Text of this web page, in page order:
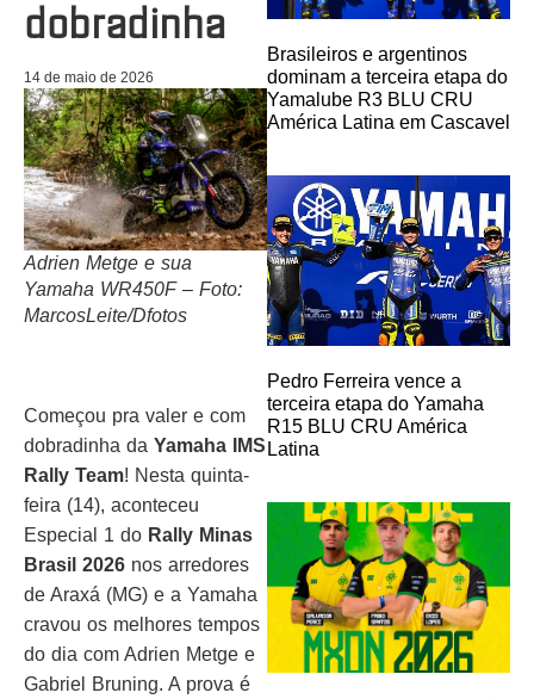
dobradinha
14 de maio de 2026
Adrien Metge e sua
Yamaha WR450F – Foto:
MarcosLeite/Dfotos
Começou pra valer e com
dobradinha da Yamaha IMS
Rally Team! Nesta quinta-
feira (14), aconteceu
Especial 1 do Rally Minas
Brasil 2026 nos arredores
de Araxá (MG) e a Yamaha
cravou os melhores tempos
do dia com Adrien Metge e
Gabriel Bruning. A prova é
Brasileiros e argentinos
dominam a terceira etapa do
Yamalube R3 BLU CRU
América Latina em Cascavel
Pedro Ferreira vence a
terceira etapa do Yamaha
R15 BLU CRU América
Latina